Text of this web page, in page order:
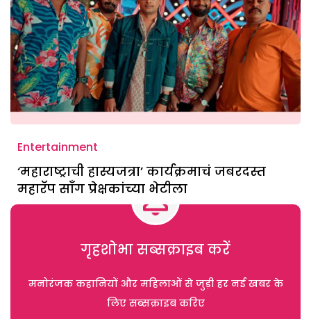
Entertainment
‘महाराष्ट्राची हास्यजत्रा’ कार्यक्रमाचं जबरदस्त
महारॅप सॉंग प्रेक्षकांच्या भेटीला
गृहशोभा सब्सक्राइब करें
मनोरंजक कहानियों और महिलाओं से जुड़ी हर नई खबर के
लिए सब्सक्राइब करिए